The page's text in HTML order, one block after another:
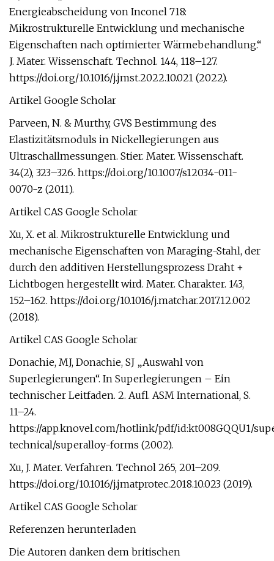
Energieabscheidung von Inconel 718:
Mikrostrukturelle Entwicklung und mechanische
Eigenschaften nach optimierter Wärmebehandlung.“
J. Mater. Wissenschaft. Technol. 144, 118–127.
https://doi.org/10.1016/j.jmst.2022.10.021 (2022).
Artikel Google Scholar
Parveen, N. & Murthy, GVS Bestimmung des
Elastizitätsmoduls in Nickellegierungen aus
Ultraschallmessungen. Stier. Mater. Wissenschaft.
34(2), 323–326. https://doi.org/10.1007/s12034-011-
0070-z (2011).
Artikel CAS Google Scholar
Xu, X. et al. Mikrostrukturelle Entwicklung und
mechanische Eigenschaften von Maraging-Stahl, der
durch den additiven Herstellungsprozess Draht +
Lichtbogen hergestellt wird. Mater. Charakter. 143,
152–162. https://doi.org/10.1016/j.matchar.2017.12.002
(2018).
Artikel CAS Google Scholar
Donachie, MJ, Donachie, SJ „Auswahl von
Superlegierungen“. In Superlegierungen – Ein
technischer Leitfaden. 2. Aufl. ASM International, S.
11–24.
https://app.knovel.com/hotlink/pdf/id:kt008GQQU1/
technical/superalloy-forms (2002).
Xu, J. Mater. Verfahren. Technol 265, 201–209.
https://doi.org/10.1016/j.jmatprotec.2018.10.023 (2019).
Artikel CAS Google Scholar
Referenzen herunterladen
Die Autoren danken dem britischen